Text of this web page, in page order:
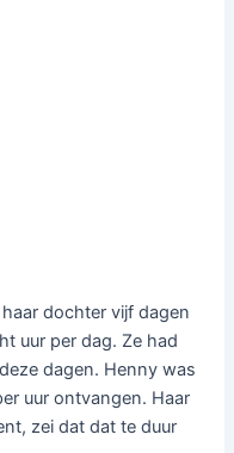
dochter vijf dagen
uur per dag. Ze had
dagen. Henny was
uur ontvangen. Haar
zei dat dat te duur